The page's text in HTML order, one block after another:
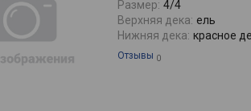
Размер: 4/4
Верхняя дека: ель
Нижняя дека: красное
Отзывы 0